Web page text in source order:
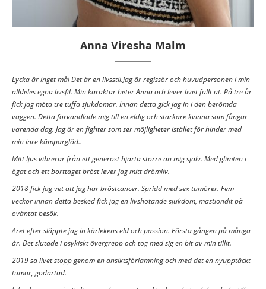
Anna Viresha Malm
Lycka är inget mål Det är en livsstil.Jag är regissör och huvudpersonen i min
alldeles egna livsfil. Min karaktär heter Anna och lever livet fullt ut. På tre år
fick jag möta tre tuffa sjukdomar. Innan detta gick jag in i den berömda
väggen. Detta förvandlade mig till en eldig och starkare kvinna som fångar
varenda dag. Jag är en fighter som ser möjligheter istället för hinder med
min inre kämparglöd..
Mitt ljus vibrerar från ett generöst hjärta större än mig själv. Med glimten i
ögat och ett borttaget bröst lever jag mitt drömliv.
2018 fick jag vet att jag har bröstcancer. Spridd med sex tumörer. Fem
veckor innan detta besked fick jag en livshotande sjukdom, mastiondit på
oväntat besök.
Året efter släppte jag in kärlekens eld och passion. Första gången på många
år. Det slutade i psykiskt övergrepp och tog med sig en bit av min tillit.
2019 sa livet stopp genom en ansiktsförlamning och med det en nyupptäckt
tumör, godartad.